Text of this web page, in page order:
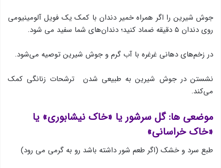
جوش شیرین را اگر همراه خمیر دندان با کمک یک فویل آلومینیومی
روی دندان ۵ دقیقه ضماد کنید؛ دندان‌های شما سفید می شود.
در زخم‌های دهانی غرغره با آب گرم و جوش شیرین توصیه می‌شود.
نشستن در جوش ‌شیرین به طبیعی شدن ترشحات زنانگی کمک
می‌کند.
موضعی ها: گل سرشور یا «خاک نیشابوری» یا
«خاک خراسانی»
طبع سرد و خشک (اگر طعم شور داشته باشد رو به گرمی می رود)